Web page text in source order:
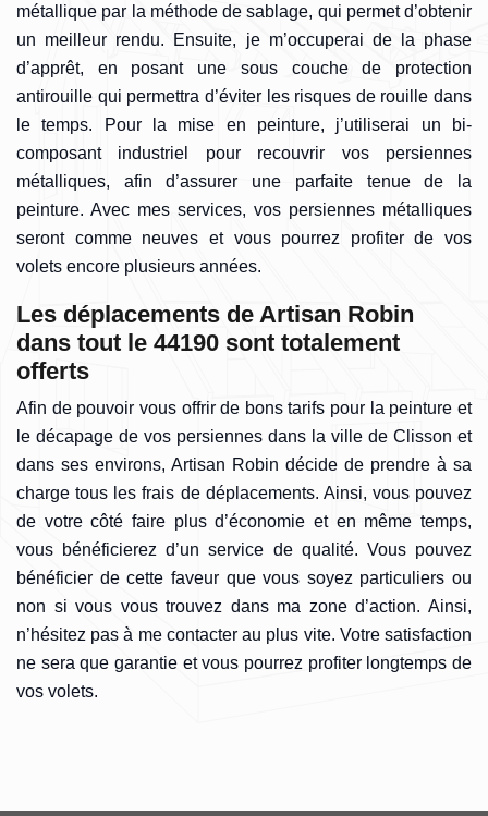
métallique par la méthode de sablage, qui permet d’obtenir
un meilleur rendu. Ensuite, je m’occuperai de la phase
d’apprêt, en posant une sous couche de protection
antirouille qui permettra d’éviter les risques de rouille dans
le temps. Pour la mise en peinture, j’utiliserai un bi-
composant industriel pour recouvrir vos persiennes
métalliques, afin d’assurer une parfaite tenue de la
peinture. Avec mes services, vos persiennes métalliques
seront comme neuves et vous pourrez profiter de vos
volets encore plusieurs années.
Les déplacements de Artisan Robin
dans tout le 44190 sont totalement
offerts
Afin de pouvoir vous offrir de bons tarifs pour la peinture et
le décapage de vos persiennes dans la ville de Clisson et
dans ses environs, Artisan Robin décide de prendre à sa
charge tous les frais de déplacements. Ainsi, vous pouvez
de votre côté faire plus d’économie et en même temps,
vous bénéficierez d’un service de qualité. Vous pouvez
bénéficier de cette faveur que vous soyez particuliers ou
non si vous vous trouvez dans ma zone d’action. Ainsi,
n’hésitez pas à me contacter au plus vite. Votre satisfaction
ne sera que garantie et vous pourrez profiter longtemps de
vos volets.